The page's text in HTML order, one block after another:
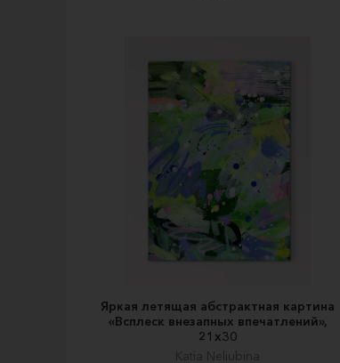
Яркая летящая абстрактная картина
«Всплеск внезапных впечатлений»,
21х30
Katia Neliubina